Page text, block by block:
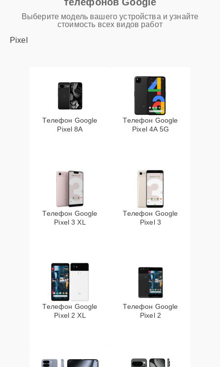
Выберите модель вашего устройства и узнайте
стоимость всех видов работ
Pixel
Телефон Google
Pixel 8A
Телефон Google
Pixel 4A 5G
Телефон Google
Pixel 3 XL
Телефон Google
Pixel 3
Телефон Google
Pixel 2 XL
Телефон Google
Pixel 2